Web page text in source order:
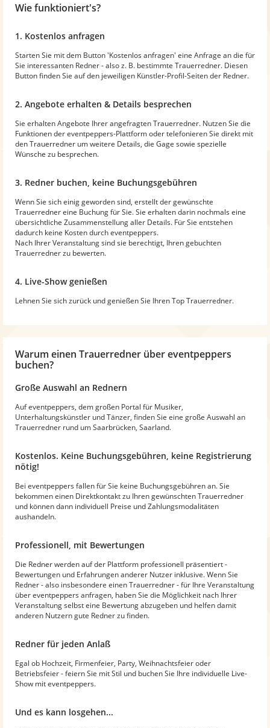
Wie funktioniert's?
1. Kostenlos anfragen
Starten Sie mit dem Button 'Kostenlos anfragen' eine Anfrage an die für
Sie interessanten Redner - also z. B. bestimmte Trauerredner. Diesen
Button finden Sie auf den jeweiligen Künstler-Profil-Seiten der Redner.
2. Angebote erhalten & Details besprechen
Sie erhalten Angebote Ihrer angefragten Trauerredner. Nutzen Sie die
Funktionen der eventpeppers-Plattform oder telefonieren Sie direkt mit
den Trauerredner um weitere Details, die Gage sowie spezielle
Wünsche zu besprechen.
3. Redner buchen, keine Buchungsgebühren
Wenn Sie sich einig geworden sind, erstellt der gewünschte
Trauerredner eine Buchung für Sie. Sie erhalten darin nochmals eine
übersichtliche Zusammenstellung aller Details. Für Sie entstehen
dadurch keine Kosten durch eventpeppers.
Nach Ihrer Veranstaltung sind sie berechtigt, Ihren gebuchten
Trauerredner zu bewerten.
4. Live-Show genießen
Lehnen Sie sich zurück und genießen Sie Ihren Top Trauerredner.
Warum einen Trauerredner über eventpeppers
buchen?
Große Auswahl an Rednern
Auf eventpeppers, dem großen Portal für Musiker,
Unterhaltungskünstler und Tänzer, finden Sie eine große Auswahl an
Trauerredner rund um Saarbrücken, Saarland.
Kostenlos. Keine Buchungsgebühren, keine Registrierung
nötig!
Bei eventpeppers fallen für Sie keine Buchungsgebühren an. Sie
bekommen einen Direktkontakt zu Ihren gewünschten Trauerredner
und können dann individuell Preise und Zahlungsmodalitäten
aushandeln.
Professionell, mit Bewertungen
Die Redner werden auf der Plattform professionell präsentiert -
Bewertungen und Erfahrungen anderer Nutzer inklusive. Wenn Sie
Redner - also insbesondere einen Trauerredner - für Ihre Veranstaltung
über eventpeppers anfragen, haben Sie die Möglichkeit nach Ihrer
Veranstaltung selbst eine Bewertung abzugeben und helfen damit
anderen Nutzern gute Redner zu finden.
Redner für jeden Anlaß
Egal ob Hochzeit, Firmenfeier, Party, Weihnachtsfeier oder
Betriebsfeier - feiern Sie mit Stil und buchen Sie Ihre individuelle Live-
Show mit eventpeppers.
Und es kann losgehen...